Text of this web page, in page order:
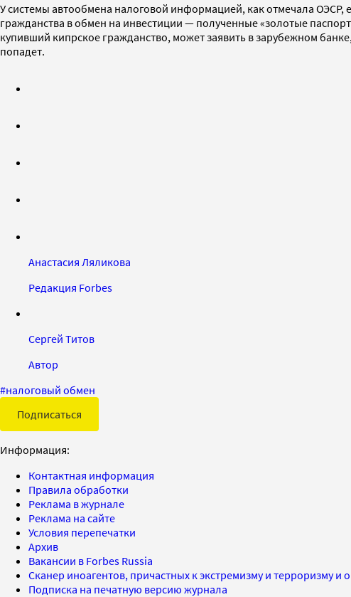
У системы автообмена налоговой информацией, как отмечала ОЭСР,
гражданства в обмен на инвестиции — полученные «золотые
купивший кипрское гражданство, может заявить в зарубежном
попадет.
Анастасия Ляликова
Редакция Forbes
Сергей Титов
Автор
#налоговый обмен
Подписаться
Информация:
Контактная информация
Правила обработки
Реклама в журнале
Реклама на сайте
Условия перепечатки
Архив
Вакансии в Forbes Russia
Сканер иноагентов, причастных к экстремизму и терроризму
Подписка на печатную версию журнала